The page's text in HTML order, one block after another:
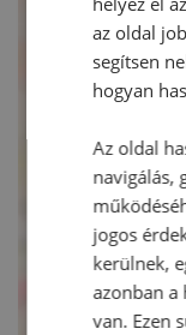
az oldal
segítsen
hogyan
Az oldal
navigálás,
jogos
kerülnek,
azonban a
van. Ezen